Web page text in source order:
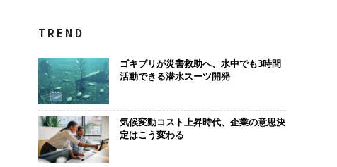
TREND
ゴキブリが災害救助へ、水中でも3時間
活動できる潜水スーツ開発
気候変動コスト上昇時代、企業の意思決
定はこう変わる